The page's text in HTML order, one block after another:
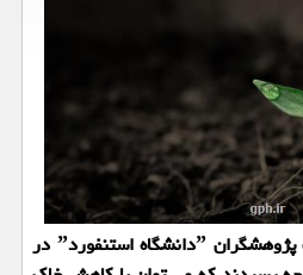
به گزارش كوتاه كننده لینك پژوهشگران ˮدانشگاه استنفوردˮ در